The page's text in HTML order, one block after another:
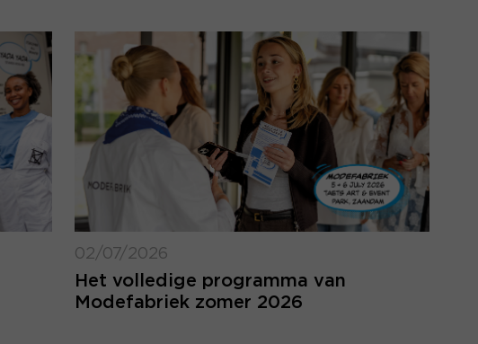
02/07/2026
Het volledige programma van
Modefabriek zomer 2026